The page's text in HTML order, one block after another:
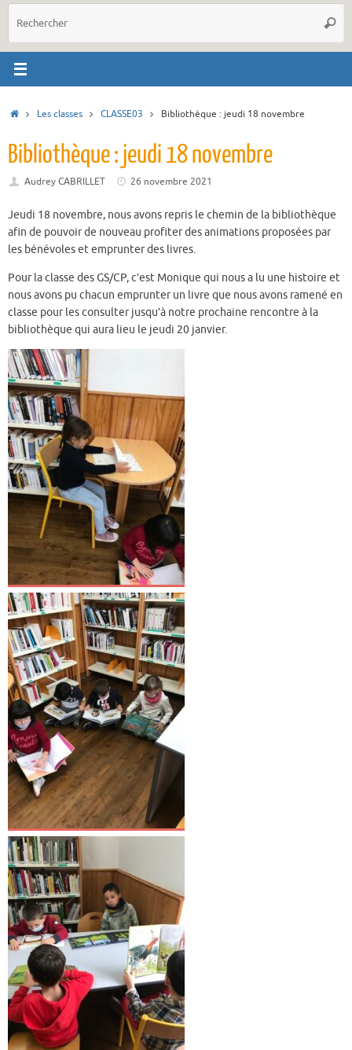
AccueilLes classes CLASSE03 Bibliothèque : jeudi 18 novembre
Bibliothèque : jeudi 18 novembre
Audrey CABRILLET 26 novembre 2021
Jeudi 18 novembre, nous avons repris le chemin de la bibliothèque
afin de pouvoir de nouveau profiter des animations proposées par
les bénévoles et emprunter des livres.
Pour la classe des GS/CP, c’est Monique qui nous a lu une histoire et
nous avons pu chacun emprunter un livre que nous avons ramené en
classe pour les consulter jusqu’à notre prochaine rencontre à la
bibliothèque qui aura lieu le jeudi 20 janvier.